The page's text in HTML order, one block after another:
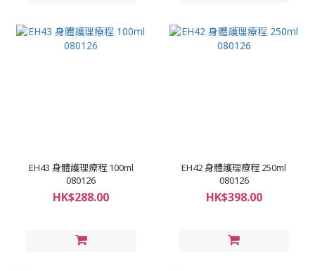
EH43 身體護理療程 100ml
080126
HK$288.00
EH42 身體護理療程 250ml
080126
HK$398.00